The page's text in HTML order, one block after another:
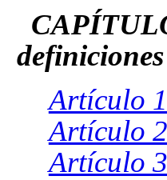
definiciones
Artículo
Artículo
Artículo